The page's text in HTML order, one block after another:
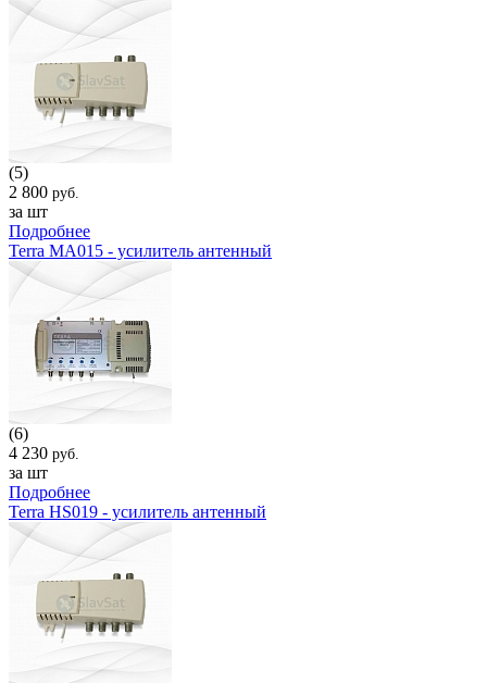
(5)
2 800 руб.
за шт
Подробнее
Terra MA015 - усилитель антенный
(6)
4 230 руб.
за шт
Подробнее
Terra HS019 - усилитель антенный